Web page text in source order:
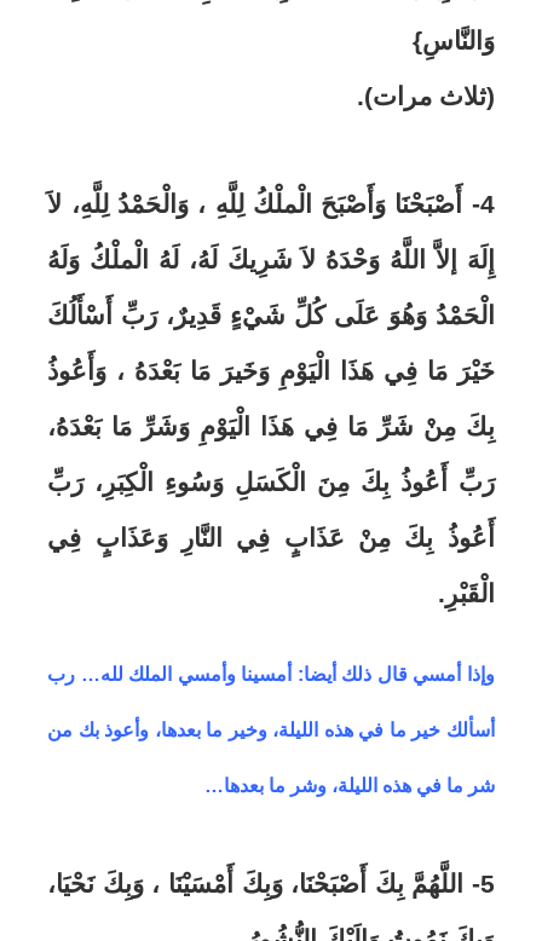
وَالنَّاسِ}
(ثلاث مرات).
4- أَصْبَحْنَا وَأَصْبَحَ الْملْكُ لِلَّهِ ، وَالْحَمْدُ لِلَّهِ، لاَ
إِلَهَ إلاَّ اللَّهُ وَحْدَهُ لاَ شَرِيكَ لَهُ، لَهُ الْملْكُ وَلَهُ
الْحَمْدُ وَهُوَ عَلَى كُلِّ شَيْءٍ قَدِيرٌ، رَبِّ أَسْأَلُكَ
خَيْرَ مَا فِي هَذَا الْيَوْمِ وَخَيرَ مَا بَعْدَهُ ، وَأَعُوذُ
بِكَ مِنْ شَرِّ مَا فِي هَذَا الْيَوْمِ وَشَرِّ مَا بَعْدَهُ،
رَبِّ أَعُوذُ بِكَ مِنَ الْكَسَلِ وَسُوءِ الْكِبَرِ، رَبِّ
أَعُوذُ بِكَ مِنْ عَذَابٍ فِي النَّارِ وَعَذَابٍ فِي
الْقَبْرِ.
وإذا أمسي قال ذلك أيضا: أمسينا وأمسي الملك لله… رب
أسألك خير ما في هذه الليلة، وخير ما بعدها، وأعوذ بك من
شر ما في هذه الليلة، وشر ما بعدها…
5- اللَّهُمَّ بِكَ أَصْبَحْنَا، وَبِكَ أَمْسَيْنَا ، وَبِكَ نَحْيَا،